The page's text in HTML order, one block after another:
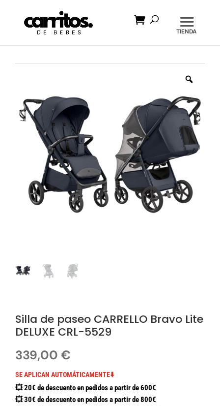
productos
Silla de paseo CARRELLO Bravo Lite
DELUXE CRL-5529
339,00€
SE APLICAN AUTOMÁTICAMENTE⬇️
💥 20€ de descuento en pedidos a partir de 600€
💥 30€ de descuento en pedidos a partir de 800€